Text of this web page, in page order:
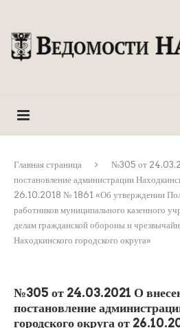
Главная страница
№305 от
постановление администрации
26.10.2018 № 1861 «Об утверждении
работников муниципального казенного
делам гражданской обороны и
Находкинского городского округа»
№305 от 24.03.2021 О
постановление
городского округа от